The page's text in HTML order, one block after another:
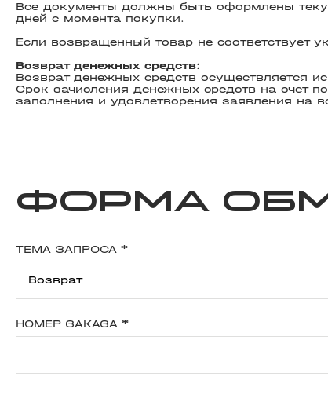
Все документы должны быть оформлены
дней с момента покупки.
Если возвращенный товар не соответствует
Возврат денежных средств:
Возврат денежных средств осуществляется
Срок зачисления денежных средств на счет
заполнения и удовлетворения заявления на
Форма
ТЕМА ЗАПРОСА *
НОМЕР ЗАКАЗА *